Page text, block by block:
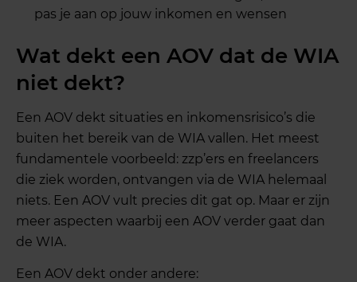
pas je aan op jouw inkomen en wensen
Wat dekt een AOV dat de WIA
niet dekt?
Een AOV dekt situaties en inkomensrisico’s die
buiten het bereik van de WIA vallen. Het meest
fundamentele voorbeeld: zzp’ers en freelancers
die ziek worden, ontvangen via de WIA helemaal
niets. Een AOV vult precies dit gat op. Maar er zijn
meer aspecten waarbij een AOV verder gaat dan
de WIA.
Een AOV dekt onder andere: